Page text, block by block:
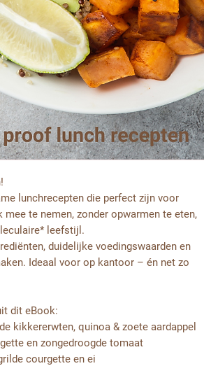
lunchrecepten die perfect zijn voor
te nemen, zonder opwarmen te eten,
leefstijl.
duidelijke voedingswaarden en
Ideaal voor op kantoor – én net zo
dit eBook:
kikkererwten, quinoa & zoete aardappel
en zongedroogde tomaat
courgette en ei